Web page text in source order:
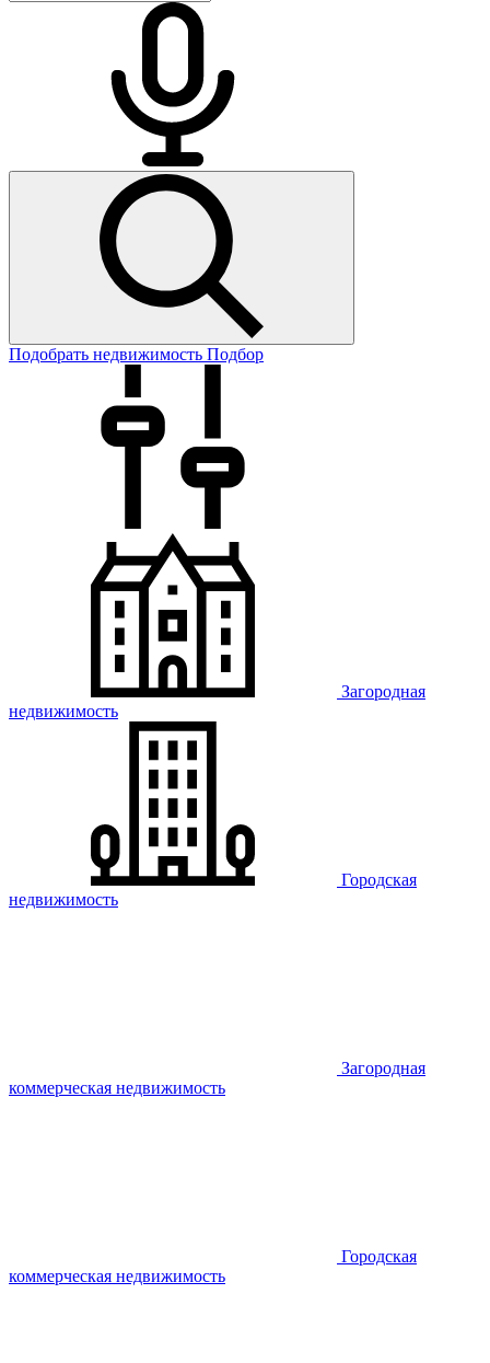
Подобрать недвижимость Подбор
Загородная
недвижимость
Городская
недвижимость
Загородная
коммерческая недвижимость
Городская
коммерческая недвижимость